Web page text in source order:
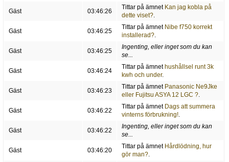
Gäst 03:46:26
Tittar på ämnet Kan jag kobla på
dette viset?.
Gäst 03:46:25
Tittar på ämnet Nibe f750 korrekt
installerad?.
Gäst 03:46:25
Ingenting, eller inget som du kan
se...
Gäst 03:46:24
Tittar på ämnet hushållsel runt 3k
kwh och under.
Gäst 03:46:23
Tittar på ämnet Panasonic Ne9Jke
eller Fujitsu ASYA 12 LGC ?.
Gäst 03:46:22
Tittar på ämnet Dags att summera
vinterns förbrukning!.
Gäst 03:46:22
Ingenting, eller inget som du kan
se...
Gäst 03:46:20
Tittar på ämnet Hårdlödning, hur
gör man?.